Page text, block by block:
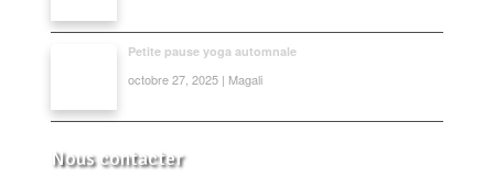
Petite pause yoga automnale
octobre 27, 2025 | Magali
Nous contacter